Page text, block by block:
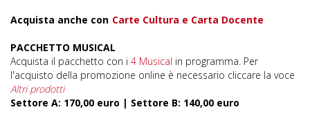
Acquista anche con Carte Cultura e Carta Docente
PACCHETTO MUSICAL
Acquista il pacchetto con i 4 Musical in programma. Per
l'acquisto della promozione online è necessario cliccare la voce
Altri prodotti
Settore A: 170,00 euro | Settore B: 140,00 euro